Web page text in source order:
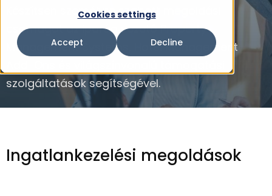
Cookies settings
Accept Decline
Készítsen személyre szabott megoldási
csomagot az iparág vezető Property
Management Systems, Hotel Management
szolgáltatások segítségével.
Ingatlankezelési megoldások